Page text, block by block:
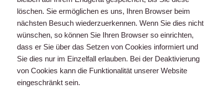
löschen. Sie ermöglichen es uns, Ihren Browser beim
nächsten Besuch wiederzuerkennen. Wenn Sie dies nicht
wünschen, so können Sie Ihren Browser so einrichten,
dass er Sie über das Setzen von Cookies informiert und
Sie dies nur im Einzelfall erlauben. Bei der Deaktivierung
von Cookies kann die Funktionalität unserer Website
eingeschränkt sein.